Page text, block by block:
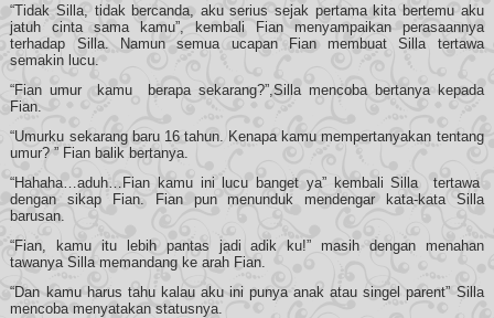
“Tidak Silla, tidak bercanda, aku serius sejak pertama kita bertemu aku
jatuh cinta sama kamu”, kembali Fian menyampaikan perasaannya
terhadap Silla. Namun semua ucapan Fian membuat Silla tertawa
semakin lucu.
“Fian umur kamu berapa sekarang?”,Silla mencoba bertanya kepada
Fian.
“Umurku sekarang baru 16 tahun. Kenapa kamu mempertanyakan tentang
umur? ” Fian balik bertanya.
“Hahaha…aduh…Fian kamu ini lucu banget ya” kembali Silla tertawa
dengan sikap Fian. Fian pun menunduk mendengar kata-kata Silla
barusan.
“Fian, kamu itu lebih pantas jadi adik ku!” masih dengan menahan
tawanya Silla memandang ke arah Fian.
“Dan kamu harus tahu kalau aku ini punya anak atau singel parent” Silla
mencoba menyatakan statusnya.